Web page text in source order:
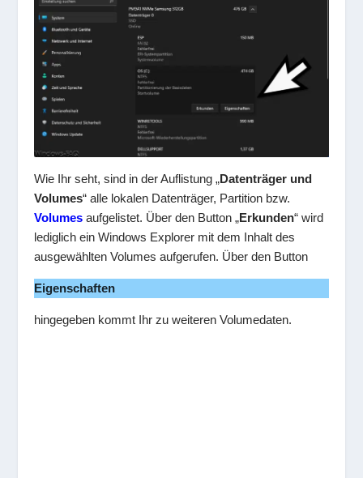
Wie Ihr seht, sind in der Auflistung „Datenträger und
Volumes“ alle lokalen Datenträger, Partition bzw.
Volumes aufgelistet. Über den Button „Erkunden“ wird
lediglich ein Windows Explorer mit dem Inhalt des
ausgewählten Volumes aufgerufen. Über den Button
Eigenschaften
hingegeben kommt Ihr zu weiteren Volumedaten.